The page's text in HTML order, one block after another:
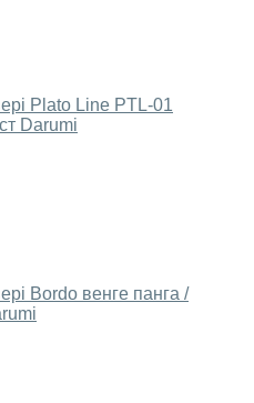
магазин?
безпосередньо в нашому
та переваги
дверей виготовляється з
Plato Line PTL-01
Darumi
Bordo венге панга /